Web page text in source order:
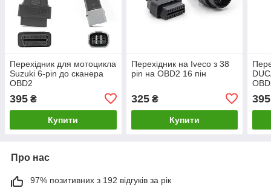
Перехідник для мотоцикла
Suzuki 6-pin до сканера
OBD2
395 ₴
Купити
Перехідник на Iveco з 38
pin на OBD2 16 пін
325₴
Купити
395
Про нас
97% позитивних з 192 відгуків за рік